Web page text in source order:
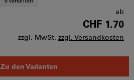
ab
CHF 1.70
zzgl. MwSt. zzgl. Versandkosten
Zu den Varianten